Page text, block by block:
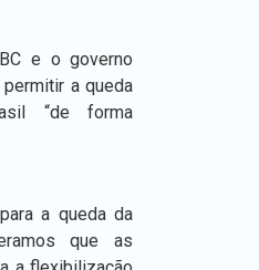
e o governo
a queda
“de forma
a queda da
que as